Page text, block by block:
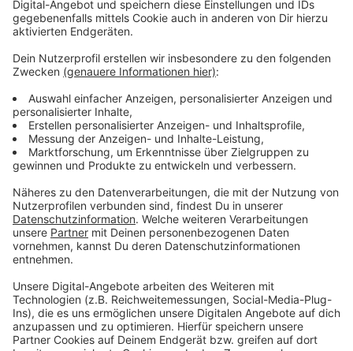
Wir benötigen Ihre
Zustimmung, um den YouTube
Video-Service zu laden!
Wir verwenden einen Service eines
Drittanbieters, um Videoinhalte
einzubetten. Dieser Service kann
Daten zu Ihren Aktivitäten
Details durch und stimmen Sie der
Nutzung des Service zu, um dieses
Video anzusehen.